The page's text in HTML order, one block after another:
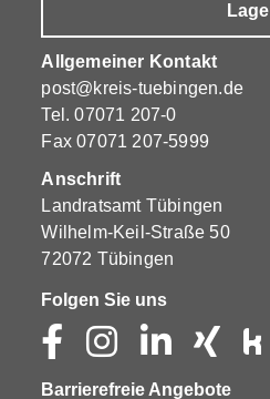
Lage
Allgemeiner Kontakt
post@kreis-tuebingen.de
Tel.07071 207-0
Fax 07071 207-5999
Anschrift
Landratsamt Tübingen
Wilhelm-Keil-Straße 50
72072 Tübingen
Folgen Sie uns
Barrierefreie Angebote